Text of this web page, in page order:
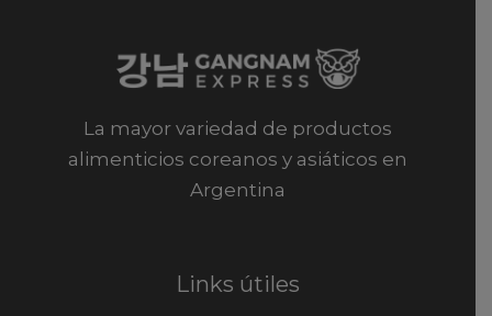
La mayor variedad de productos
alimenticios coreanos y asiáticos en
Argentina
Links útiles